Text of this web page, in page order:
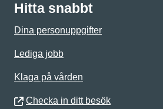
Hitta snabbt
Dina personuppgifter
Lediga jobb
Klaga på vården
Checka in ditt besök